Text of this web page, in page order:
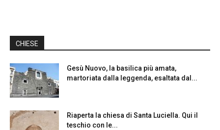
CHIESE
Gesù Nuovo, la basilica più amata,
martoriata dalla leggenda, esaltata dal...
Riaperta la chiesa di Santa Luciella. Qui il
teschio con le...